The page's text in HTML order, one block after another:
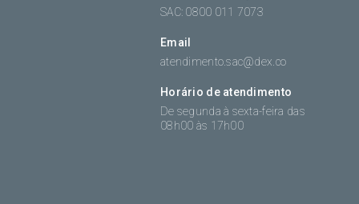
SAC: 0800 011 7073
Email
atendimento.sac@dex.co
Horário de atendimento
De segunda à sexta-feira das
08h00 às 17h00